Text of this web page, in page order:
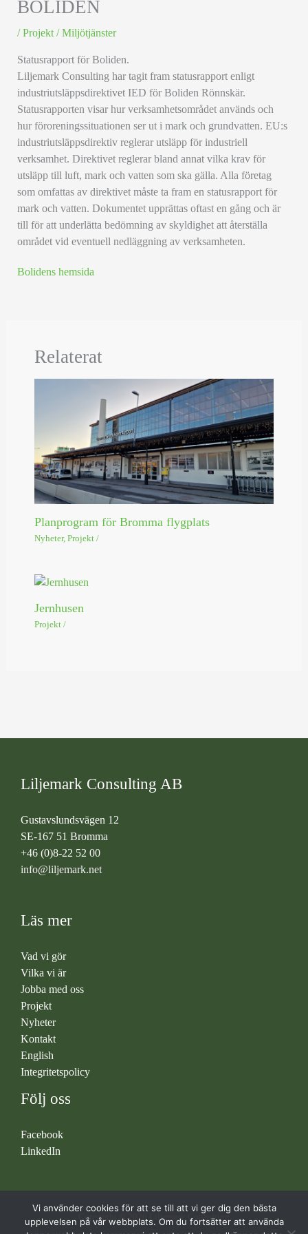
BOLIDEN
/Projekt /Miljötjänster
Statusrapport för Boliden.
Liljemark Consulting har tagit fram statusrapport enligt
industriutsläppsdirektivet IED för Boliden Rönnskär.
Statusrapporten visar hur verksamhetsområdet används och
hur föroreningssituationen ser ut i mark och grundvatten. EU:s
industriutsläppsdirektiv reglerar utsläpp för industriell
verksamhet. Direktivet reglerar bland annat vilka krav för
utsläpp till luft, mark och vatten som ska gälla. Alla företag
som omfattas av direktivet måste ta fram en statusrapport för
mark och vatten. Dokumentet upprättas oftast en gång och är
till för att underlätta bedömning av skyldighet att återställa
området vid eventuell nedläggning av verksamheten.
Bolidens hemsida
Relaterat
Planprogram för Bromma flygplats
Nyheter, Projekt/
Jernhusen
Projekt/
Liljemark Consulting AB
Gustavslundsvägen 12
SE-167 51 Bromma
+46 (0)8-22 52 00
info@liljemark.net
Läs mer
Vad vi gör
Vilka vi är
Jobba med oss
Projekt
Nyheter
Kontakt
English
Integritetspolicy
Följ oss
Facebook
LinkedIn
Copyright © 2026 Liljemark Consulting
Vi använder cookies för att se till att vi ger dig den bästa
upplevelsen på vår webbplats. Om du fortsätter att använda